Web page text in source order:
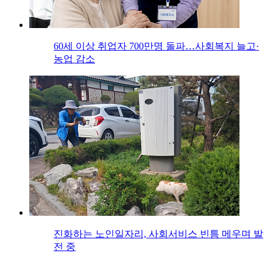
60세 이상 취업자 700만명 돌파…사회복지 늘고·
농업 감소
진화하는 노인일자리, 사회서비스 빈틈 메우며 발
전 중